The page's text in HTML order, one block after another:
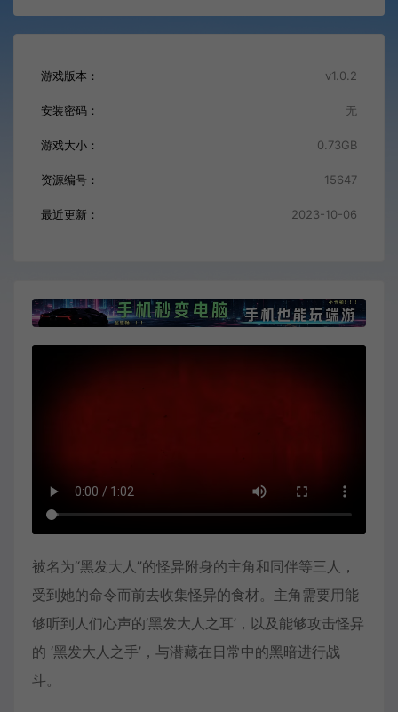
游戏版本： v1.0.2
安装密码： 无
游戏大小： 0.73GB
资源编号： 15647
最近更新： 2023-10-06
被名为“黑发大人”的怪异附身的主角和同伴等三人，
受到她的命令而前去收集怪异的食材。主角需要用能
够听到人们心声的‘黑发大人之耳’，以及能够攻击怪异
的 ‘黑发大人之手’，与潜藏在日常中的黑暗进行战
斗。